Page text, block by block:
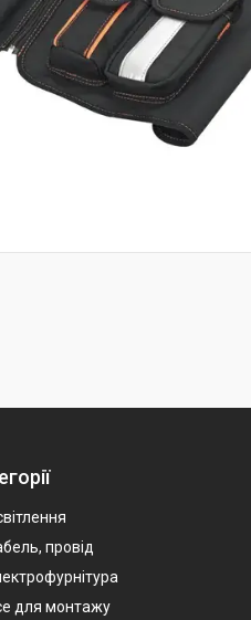
провід
для монтажу